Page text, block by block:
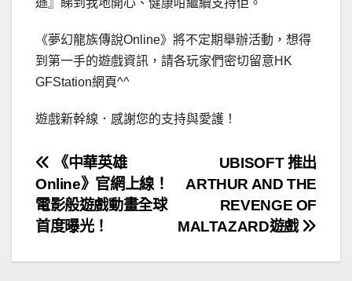
《夢幻龍族傳說Online》將不定期舉辦活動，想得
到第一手的遊戲資訊，請各玩家們密切留意HK
GFStation網頁^^
遊戲新幹線．感謝您的支持與愛護！
文
章
導
覽
UBISOFT 推出
ARTHUR AND THE
REVENGE OF
MALTAZARD遊戲
《中華英雄
Online》官網上線！
電影般遊戲動畫全球
首度曝光！